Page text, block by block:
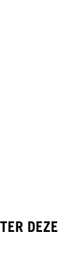
DEZE